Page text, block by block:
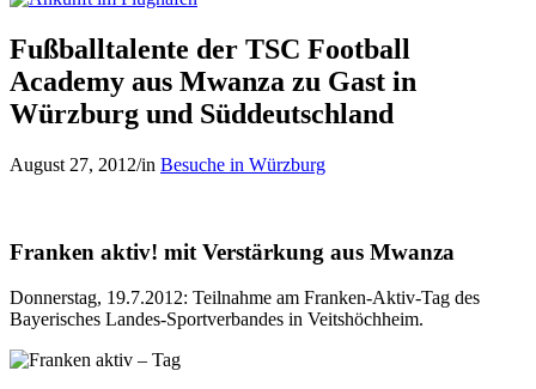
Fußballtalente der TSC Football
Academy aus Mwanza zu Gast in
Würzburg und Süddeutschland
August 27, 2012/in Besuche in Würzburg
Franken aktiv! mit Verstärkung aus Mwanza
Donnerstag, 19.7.2012: Teilnahme am Franken-Aktiv-Tag des
Bayerisches Landes-Sportverbandes in Veitshöchheim.